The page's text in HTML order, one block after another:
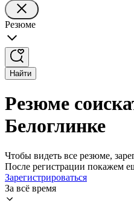
Резюме
Найти
Резюме
Белоглинке
Чтобы видеть все резюме,
После регистрации покажем
Зарегистрироваться
За всё время